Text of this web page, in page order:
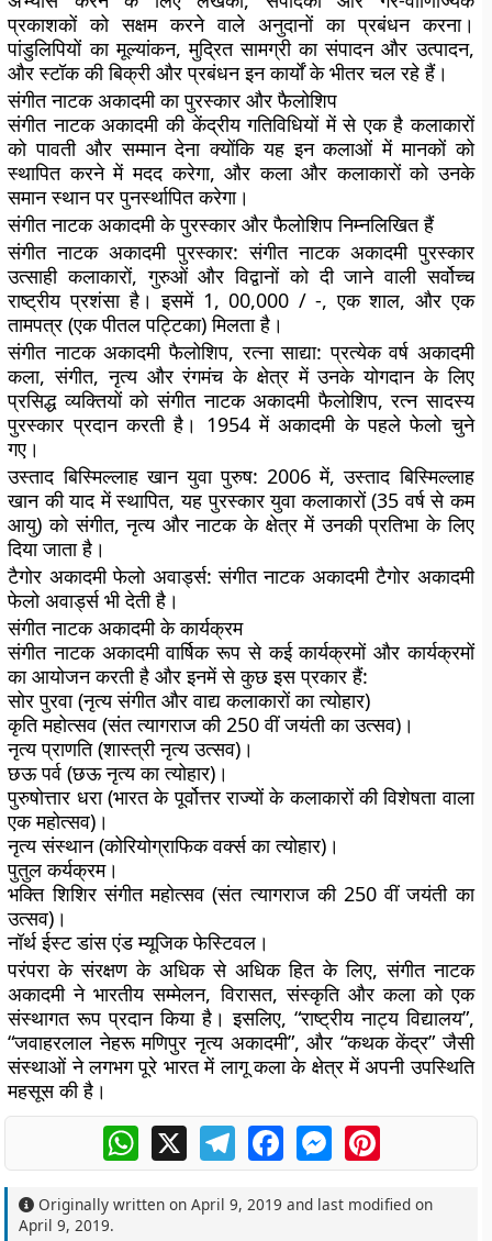
प्रकाशकों को सक्षम करने वाले अनुदानों का प्रबंधन करना।
पांडुलिपियों का मूल्यांकन, मुद्रित सामग्री का संपादन और उत्पादन,
और स्टॉक की बिक्री और प्रबंधन इन कार्यों के भीतर चल रहे हैं।
संगीत नाटक अकादमी का पुरस्कार और फैलोशिप
संगीत नाटक अकादमी की केंद्रीय गतिविधियों में से एक है कलाकारों
को पावती और सम्मान देना क्योंकि यह इन कलाओं में मानकों को
स्थापित करने में मदद करेगा, और कला और कलाकारों को उनके
समान स्थान पर पुनर्स्थापित करेगा।
संगीत नाटक अकादमी के पुरस्कार और फैलोशिप निम्नलिखित हैं
संगीत नाटक अकादमी पुरस्कार:संगीत नाटक अकादमी पुरस्कार
उत्साही कलाकारों, गुरुओं और विद्वानों को दी जाने वाली सर्वोच्च
राष्ट्रीय प्रशंसा है। इसमें 1, 00,000 / -, एक शाल, और एक
तामपत्र (एक पीतल पट्टिका) मिलता है।
संगीत नाटक अकादमी फैलोशिप, रत्ना साद्या: प्रत्येक वर्ष अकादमी
कला, संगीत, नृत्य और रंगमंच के क्षेत्र में उनके योगदान के लिए
प्रसिद्ध व्यक्तियों को संगीत नाटक अकादमी फैलोशिप, रत्न सादस्य
पुरस्कार प्रदान करती है। 1954 में अकादमी के पहले फेलो चुने
गए।
उस्ताद बिस्मिल्लाह खान युवा पुरुष:2006 में, उस्ताद बिस्मिल्लाह
खान की याद में स्थापित, यह पुरस्कार युवा कलाकारों (35 वर्ष से कम
आयु) को संगीत, नृत्य और नाटक के क्षेत्र में उनकी प्रतिभा के लिए
दिया जाता है।
टैगोर अकादमी फेलो अवार्ड्स: संगीत नाटक अकादमी टैगोर अकादमी
फेलो अवार्ड्स भी देती है।
संगीत नाटक अकादमी के कार्यक्रम
संगीत नाटक अकादमी वार्षिक रूप से कई कार्यक्रमों और कार्यक्रमों
का आयोजन करती है और इनमें से कुछ इस प्रकार हैं:
सोर पुरवा (नृत्य संगीत और वाद्य कलाकारों का त्योहार)
कृति महोत्सव (संत त्यागराज की 250 वीं जयंती का उत्सव)।
नृत्य प्राणति (शास्त्री नृत्य उत्सव)।
छऊ पर्व (छऊ नृत्य का त्योहार)।
पुरुषोत्तार धरा (भारत के पूर्वोत्तर राज्यों के कलाकारों की विशेषता वाला
एक महोत्सव)।
नृत्य संस्थान (कोरियोग्राफिक वर्क्स का त्योहार)।
पुतुल कर्यक्रम।
भक्ति शिशिर संगीत महोत्सव (संत त्यागराज की 250 वीं जयंती का
उत्सव)।
नॉर्थ ईस्ट डांस एंड म्यूजिक फेस्टिवल।
परंपरा के संरक्षण के अधिक से अधिक हित के लिए, संगीत नाटक
अकादमी ने भारतीय सम्मेलन, विरासत, संस्कृति और कला को एक
संस्थागत रूप प्रदान किया है। इसलिए, “राष्ट्रीय नाट्य विद्यालय”,
“जवाहरलाल नेहरू मणिपुर नृत्य अकादमी”, और “कथक केंद्र” जैसी
संस्थाओं ने लगभग पूरे भारत में लागू कला के क्षेत्र में अपनी उपस्थिति
महसूस की है।
WhatsApp
X TelegramFacebookMessengerPinterest
Originally written onApril 9, 2019 and last modified on
April 9, 2019.